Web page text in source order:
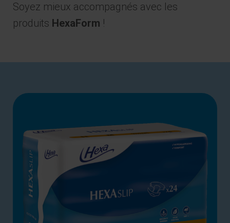
Soyez mieux accompagnés avec les
produits HexaForm !